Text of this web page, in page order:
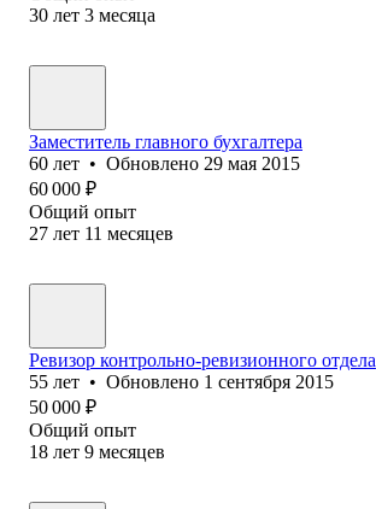
30 лет 3 месяца
Заместитель главного бухгалтера
60 лет • Обновлено 29 мая 2015
60 000 ₽
Общий опыт
27 лет 11 месяцев
Ревизор контрольно-ревизионного отдела
55 лет • Обновлено 1 сентября 2015
50 000 ₽
Общий опыт
18 лет 9 месяцев